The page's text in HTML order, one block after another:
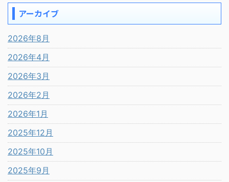
アーカイブ
2026年8月
2026年4月
2026年3月
2026年2月
2026年1月
2025年12月
2025年10月
2025年9月